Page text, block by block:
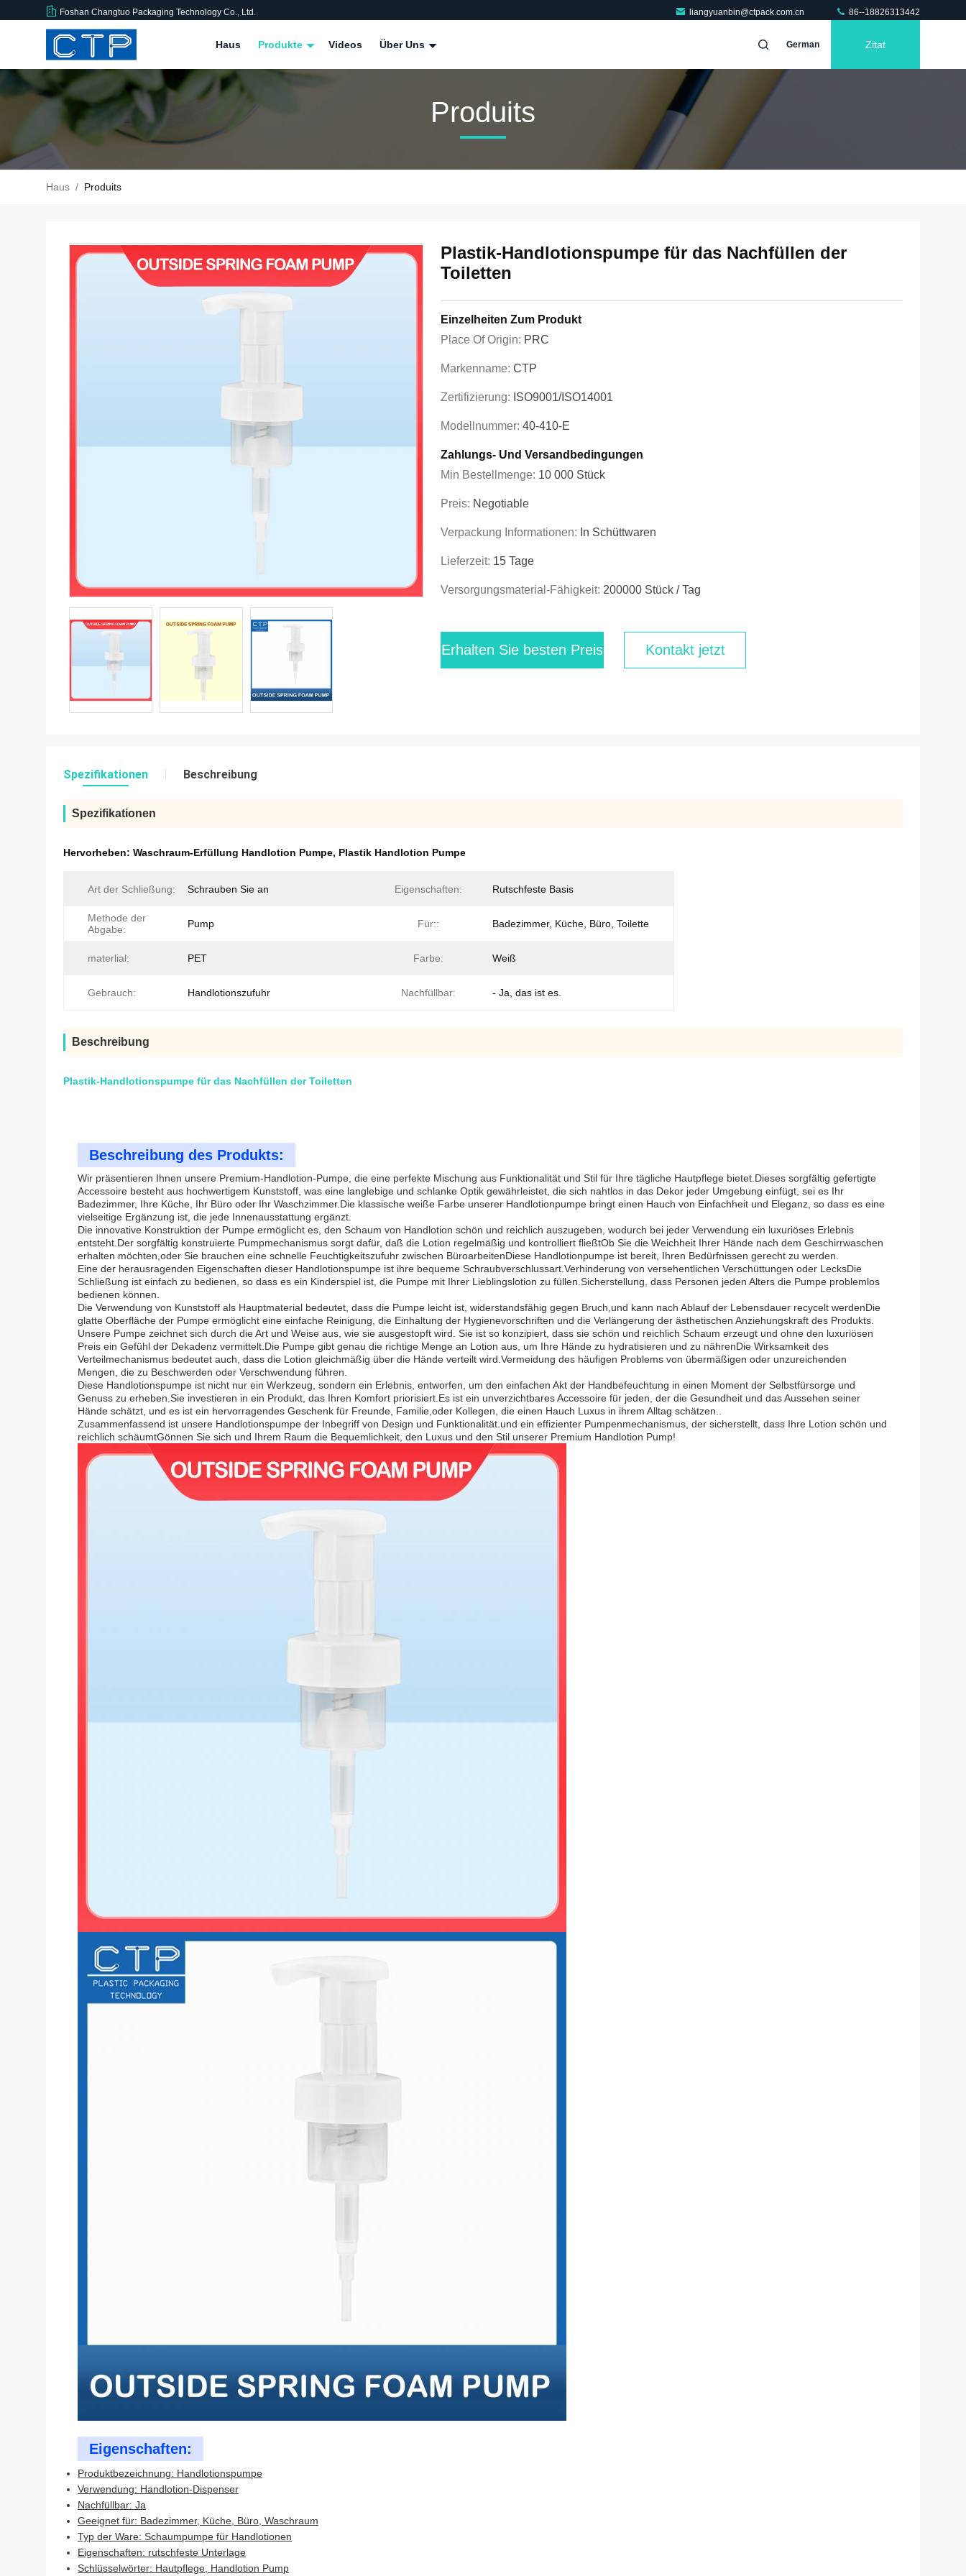
Foshan Changtuo Packaging Technology Co., Ltd. liangyuanbin@ctpack.com.cn 86--18826313442
Haus Produkte Videos Über Uns German Zitat
Produits
Haus / Produits
Plastik-Handlotionspumpe für das Nachfüllen der
Toiletten
Einzelheiten Zum Produkt
Place Of Origin: PRC
Markenname: CTP
Zertifizierung: ISO9001/ISO14001
Modellnummer: 40-410-E
Zahlungs- Und Versandbedingungen
Min Bestellmenge: 10 000 Stück
Preis: Negotiable
Verpackung Informationen: In Schüttwaren
Lieferzeit: 15 Tage
Versorgungsmaterial-Fähigkeit: 200000 Stück / Tag
Erhalten Sie besten Preis Kontakt jetzt
Spezifikationen Beschreibung
Spezifikationen
Hervorheben: Waschraum-Erfüllung Handlotion Pumpe, Plastik Handlotion Pumpe
Art der Schließung: Schrauben Sie an Eigenschaften: Rutschfeste Basis
Methode der
Abgabe:
Pump Für:: Badezimmer, Küche, Büro, Toilette
materlial: PET Farbe: Weiß
Gebrauch: Handlotionszufuhr Nachfüllbar: - Ja, das ist es.
Beschreibung
Plastik-Handlotionspumpe für das Nachfüllen der Toiletten
Beschreibung des Produkts:
Wir präsentieren Ihnen unsere Premium-Handlotion-Pumpe, die eine perfekte Mischung aus Funktionalität und Stil für Ihre tägliche Hautpflege bietet.Dieses sorgfältig gefertigte
Accessoire besteht aus hochwertigem Kunststoff, was eine langlebige und schlanke Optik gewährleistet, die sich nahtlos in das Dekor jeder Umgebung einfügt, sei es Ihr
Badezimmer, Ihre Küche, Ihr Büro oder Ihr Waschzimmer.Die klassische weiße Farbe unserer Handlotionpumpe bringt einen Hauch von Einfachheit und Eleganz, so dass es eine
vielseitige Ergänzung ist, die jede Innenausstattung ergänzt.
Die innovative Konstruktion der Pumpe ermöglicht es, den Schaum von Handlotion schön und reichlich auszugeben, wodurch bei jeder Verwendung ein luxuriöses Erlebnis
entsteht.Der sorgfältig konstruierte Pumpmechanismus sorgt dafür, daß die Lotion regelmäßig und kontrolliert fließtOb Sie die Weichheit Ihrer Hände nach dem Geschirrwaschen
erhalten möchten,oder Sie brauchen eine schnelle Feuchtigkeitszufuhr zwischen BüroarbeitenDiese Handlotionpumpe ist bereit, Ihren Bedürfnissen gerecht zu werden.
Eine der herausragenden Eigenschaften dieser Handlotionspumpe ist ihre bequeme Schraubverschlussart.Verhinderung von versehentlichen Verschüttungen oder LecksDie
Schließung ist einfach zu bedienen, so dass es ein Kinderspiel ist, die Pumpe mit Ihrer Lieblingslotion zu füllen.Sicherstellung, dass Personen jeden Alters die Pumpe problemlos
bedienen können.
Die Verwendung von Kunststoff als Hauptmaterial bedeutet, dass die Pumpe leicht ist, widerstandsfähig gegen Bruch,und kann nach Ablauf der Lebensdauer recycelt werdenDie
glatte Oberfläche der Pumpe ermöglicht eine einfache Reinigung, die Einhaltung der Hygienevorschriften und die Verlängerung der ästhetischen Anziehungskraft des Produkts.
Unsere Pumpe zeichnet sich durch die Art und Weise aus, wie sie ausgestopft wird. Sie ist so konzipiert, dass sie schön und reichlich Schaum erzeugt und ohne den luxuriösen
Preis ein Gefühl der Dekadenz vermittelt.Die Pumpe gibt genau die richtige Menge an Lotion aus, um Ihre Hände zu hydratisieren und zu nährenDie Wirksamkeit des
Verteilmechanismus bedeutet auch, dass die Lotion gleichmäßig über die Hände verteilt wird.Vermeidung des häufigen Problems von übermäßigen oder unzureichenden
Mengen, die zu Beschwerden oder Verschwendung führen.
Diese Handlotionspumpe ist nicht nur ein Werkzeug, sondern ein Erlebnis, entworfen, um den einfachen Akt der Handbefeuchtung in einen Moment der Selbstfürsorge und
Genuss zu erheben.Sie investieren in ein Produkt, das Ihren Komfort priorisiert.Es ist ein unverzichtbares Accessoire für jeden, der die Gesundheit und das Aussehen seiner
Hände schätzt, und es ist ein hervorragendes Geschenk für Freunde, Familie,oder Kollegen, die einen Hauch Luxus in ihrem Alltag schätzen..
Zusammenfassend ist unsere Handlotionspumpe der Inbegriff von Design und Funktionalität.und ein effizienter Pumpenmechanismus, der sicherstellt, dass Ihre Lotion schön und
reichlich schäumtGönnen Sie sich und Ihrem Raum die Bequemlichkeit, den Luxus und den Stil unserer Premium Handlotion Pump!
Eigenschaften:
Produktbezeichnung: Handlotionspumpe
Verwendung: Handlotion-Dispenser
Nachfüllbar: Ja
Geeignet für: Badezimmer, Küche, Büro, Waschraum
Typ der Ware: Schaumpumpe für Handlotionen
Eigenschaften: rutschfeste Unterlage
Schlüsselwörter: Hautpflege, Handlotion Pump